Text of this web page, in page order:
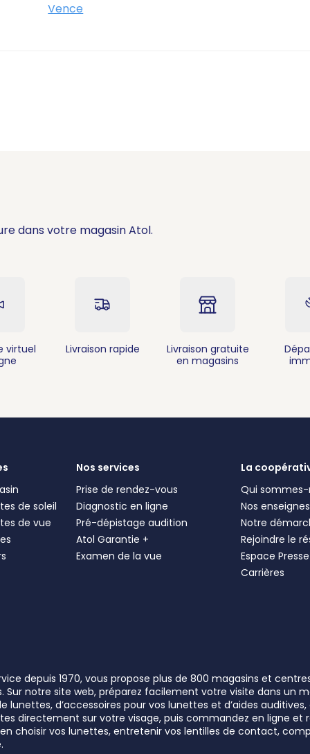
Vence
dans votre magasin Atol.
virtuel
Livraison rapide
Livraison gratuite
en magasins
de soleil
de vue
Nos services
Prise de rendez-vous
Diagnostic en ligne
Pré-dépistage audition
Atol Garantie +
Examen de la vue
La
Qui sommes-
Nos enseignes
Notre
Rejoindre le
Espace Presse
Carrières
depuis 1970, vous propose plus de 800 magasins et
notre site web, préparez facilement votre visite dans un
d’accessoires pour vos lunettes et d’aides
directement sur votre visage, puis commandez en ligne
choisir vos lunettes, entretenir vos lentilles de contact,